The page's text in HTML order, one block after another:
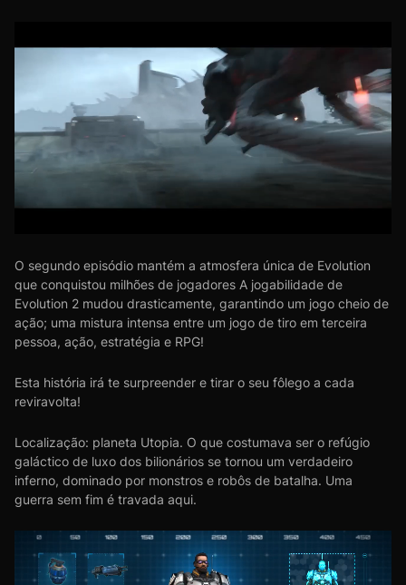
O segundo episódio mantém a atmosfera única de Evolution
que conquistou milhões de jogadores A jogabilidade de
Evolution 2 mudou drasticamente, garantindo um jogo cheio de
ação; uma mistura intensa entre um jogo de tiro em terceira
pessoa, ação, estratégia e RPG!
Esta história irá te surpreender e tirar o seu fôlego a cada
reviravolta!
Localização: planeta Utopia. O que costumava ser o refúgio
galáctico de luxo dos bilionários se tornou um verdadeiro
inferno, dominado por monstros e robôs de batalha. Uma
guerra sem fim é travada aqui.